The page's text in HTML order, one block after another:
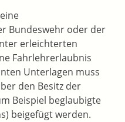
Bundeswehr oder der
erleichterten
Fahrlehrerlaubnis
Unterlagen muss
den Besitz der
Beispiel beglaubigte
beigefügt werden.